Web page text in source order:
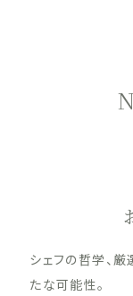
シェフの哲学、
たな可能性。